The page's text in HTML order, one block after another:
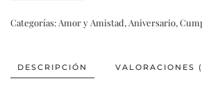
Categorías: Amor y Amistad, Aniversario,
DESCRIPCIÓN VALORACIONES